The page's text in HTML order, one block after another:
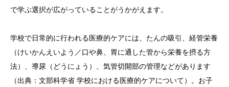
で学ぶ選択が広がっていることがうかがえます。
学校で日常的に行われる医療的ケアには、たんの吸引、経管栄養
（けいかんえいよう／口や鼻、胃に通した管から栄養を摂る方
法）、導尿（どうにょう）、気管切開部の管理などがあります
（出典：文部科学省 学校における医療的ケアについて）。お子